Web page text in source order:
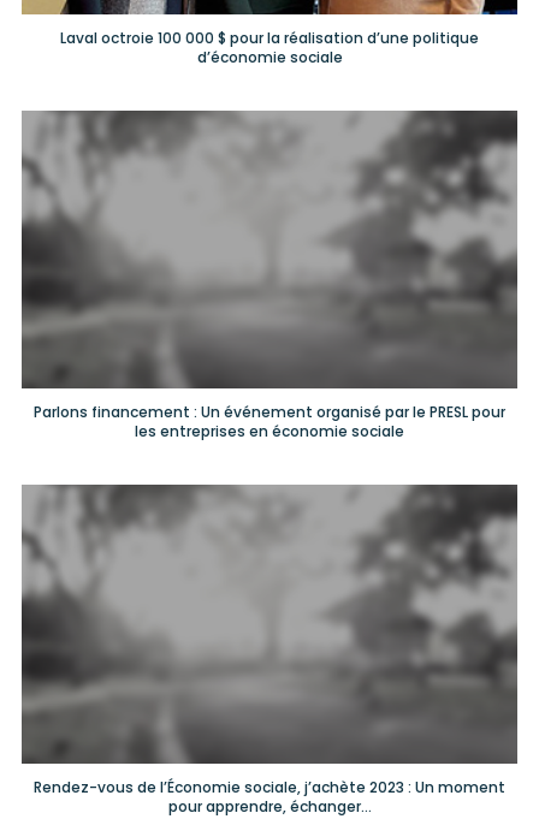
Laval octroie 100 000 $ pour la réalisation d’une politique
d’économie sociale
Parlons financement : Un événement organisé par le PRESL pour
les entreprises en économie sociale
Rendez-vous de l’Économie sociale, j’achète 2023 : Un moment
pour apprendre, échanger…